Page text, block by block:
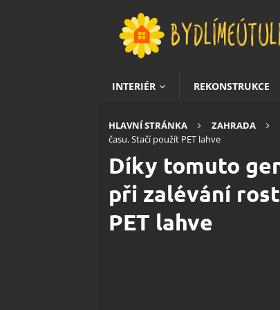
INTERIÉR REKONSTRUKCE
HLAVNÍ STRÁNKA ZAHRADA
času. Stačí použít PET lahve
Díky tomuto
při zalévání
PET lahve